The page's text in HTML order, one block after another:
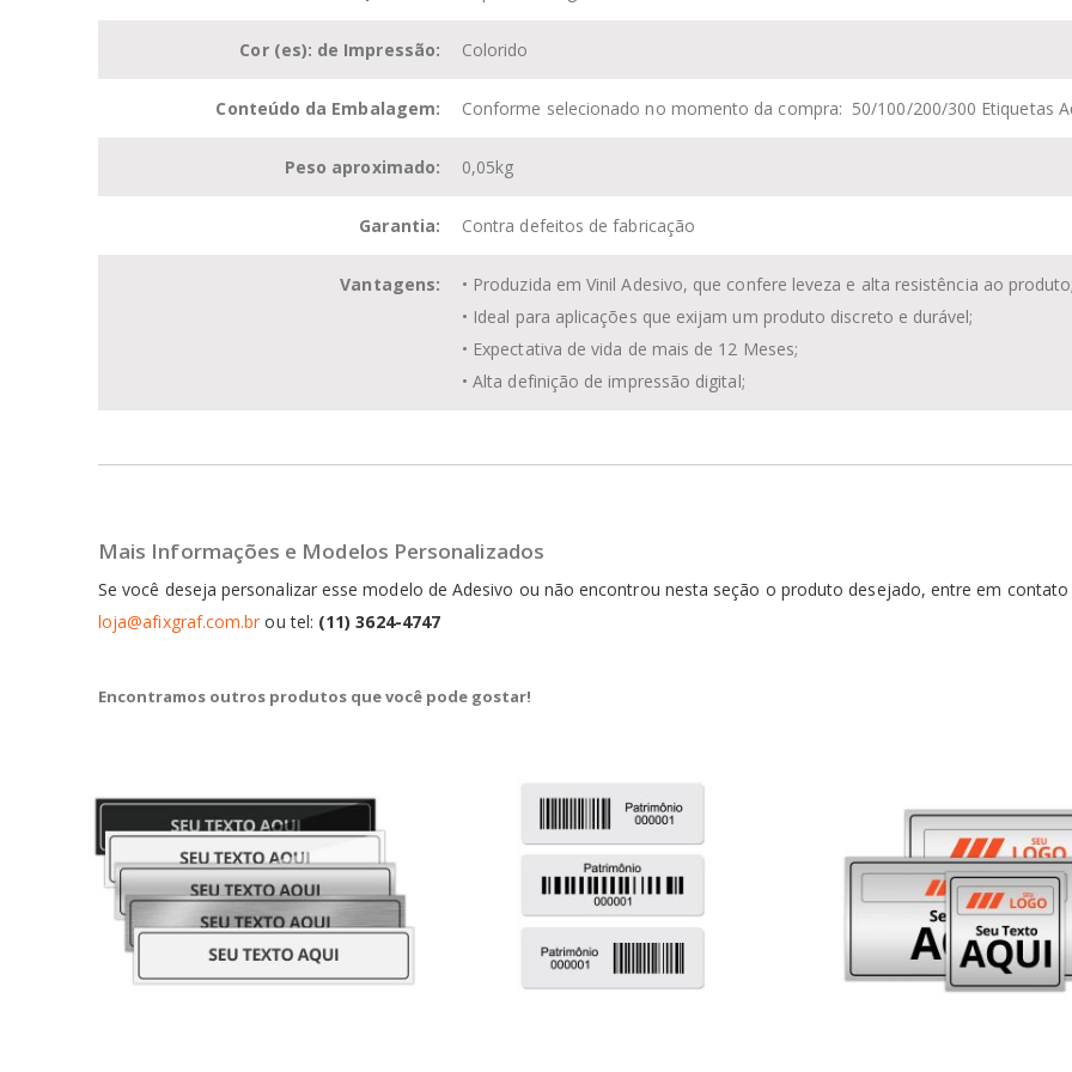
Cor (es): de Impressão: Colorido
Conteúdo da Embalagem: Conforme selecionado no momento da compra: 50/100/200/300 Etiquetas
Peso aproximado: 0,05kg
Garantia: Contra defeitos de fabricação
Vantagens:
• Produzida em Vinil Adesivo, que confere leveza e alta resistência ao produto;
• Ideal para aplicações que exijam um produto discreto e durável;
• Expectativa de vida de mais de 12 Meses;
• Alta definição de impressão digital;
Mais Informações e Modelos Personalizados
Se você deseja personalizar esse modelo de Adesivo ou não encontrou nesta seção o produto desejado, entre em
loja@afixgraf.com.br ou tel: (11) 3624-4747
Encontramos outros produtos que você pode gostar!